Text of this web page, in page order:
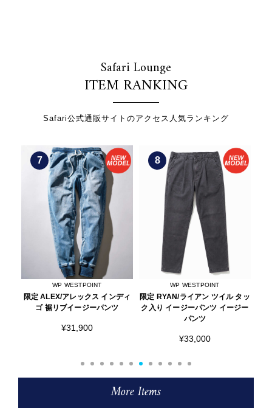
Safari Lounge
ITEM RANKING
Safari公式通販サイトのアクセス人気ランキング
8
WP WESTPOINT
限定 RYAN/ライアン ツイル タッ
ク入り イージーパンツ イージー
9
AOURE
DEVICE1/デバイス1 スムース レ
ザースニーカー
More Items